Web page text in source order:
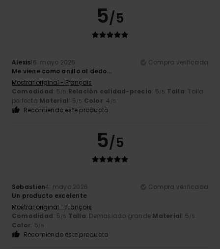
5/5
Alexis16. mayo 2026
Compra verificada
Me viene como anillo al dedo...
Mostrar original - Français
Comodidad: 5/5 Relación calidad-precio: 5/5 Talla: Talla
perfecta Material: 5/5 Color: 4 /5
Recomiendo este producto
5/5
Sebastien4. mayo 2026
Compra verificada
Un producto excelente
Mostrar original - Français
Comodidad: 5/5 Talla: Demasiado grande Material: 5/5
Color: 5/5
Recomiendo este producto